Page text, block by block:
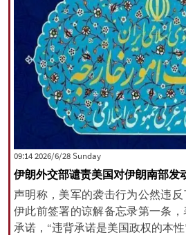
‫‫Sunday‬‬ 2026/6/28 09:14
伊朗外交部谴责美国对伊朗南部发
声明称，美军的袭击行为公然违
伊此前签署的谅解备忘录第一条
承诺，“违背承诺是美国政权的本性”